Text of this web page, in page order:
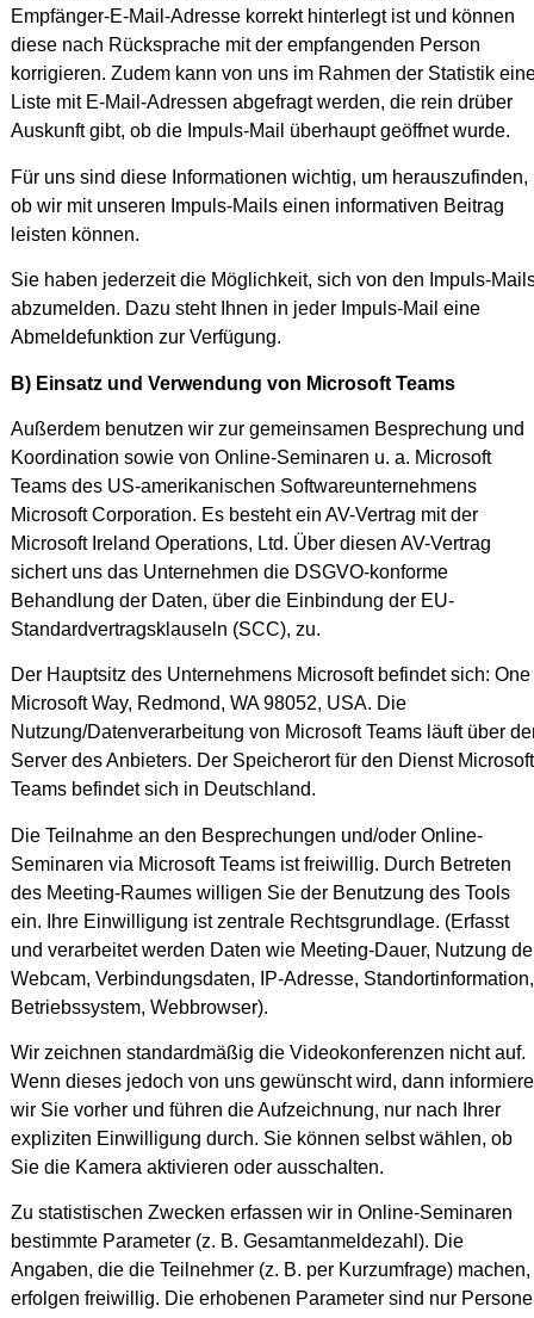
Empfänger-E-Mail-Adresse korrekt hinterlegt ist und können
diese nach Rücksprache mit der empfangenden Person
korrigieren. Zudem kann von uns im Rahmen der Statistik
Liste mit E-Mail-Adressen abgefragt werden, die rein drüber
Auskunft gibt, ob die Impuls-Mail überhaupt geöffnet wurde.
Für uns sind diese Informationen wichtig, um herauszufinden,
ob wir mit unseren Impuls-Mails einen informativen Beitrag
leisten können.
Sie haben jederzeit die Möglichkeit, sich von den Impuls-
abzumelden. Dazu steht Ihnen in jeder Impuls-Mail eine
Abmeldefunktion zur Verfügung.
B) Einsatz und Verwendung von Microsoft Teams
Außerdem benutzen wir zur gemeinsamen Besprechung und
Koordination sowie von Online-Seminaren u. a. Microsoft
Teams des US-amerikanischen Softwareunternehmens
Microsoft Corporation. Es besteht ein AV-Vertrag mit der
Microsoft Ireland Operations, Ltd. Über diesen AV-Vertrag
sichert uns das Unternehmen die DSGVO-konforme
Behandlung der Daten, über die Einbindung der EU-
Standardvertragsklauseln (SCC), zu.
Der Hauptsitz des Unternehmens Microsoft befindet sich: One
Microsoft Way, Redmond, WA 98052, USA. Die
Nutzung/Datenverarbeitung von Microsoft Teams läuft über
Server des Anbieters. Der Speicherort für den Dienst Microsoft
Teams befindet sich in Deutschland.
Die Teilnahme an den Besprechungen und/oder Online-
Seminaren via Microsoft Teams ist freiwillig. Durch Betreten
des Meeting-Raumes willigen Sie der Benutzung des Tools
ein. Ihre Einwilligung ist zentrale Rechtsgrundlage. (Erfasst
und verarbeitet werden Daten wie Meeting-Dauer, Nutzung
Webcam, Verbindungsdaten, IP-Adresse, Standortinformation,
Betriebssystem, Webbrowser).
Wir zeichnen standardmäßig die Videokonferenzen nicht auf.
Wenn dieses jedoch von uns gewünscht wird, dann
wir Sie vorher und führen die Aufzeichnung, nur nach Ihrer
expliziten Einwilligung durch. Sie können selbst wählen, ob
Sie die Kamera aktivieren oder ausschalten.
Zu statistischen Zwecken erfassen wir in Online-Seminaren
bestimmte Parameter (z. B. Gesamtanmeldezahl). Die
Angaben, die die Teilnehmer (z. B. per Kurzumfrage) machen,
erfolgen freiwillig. Die erhobenen Parameter sind nur